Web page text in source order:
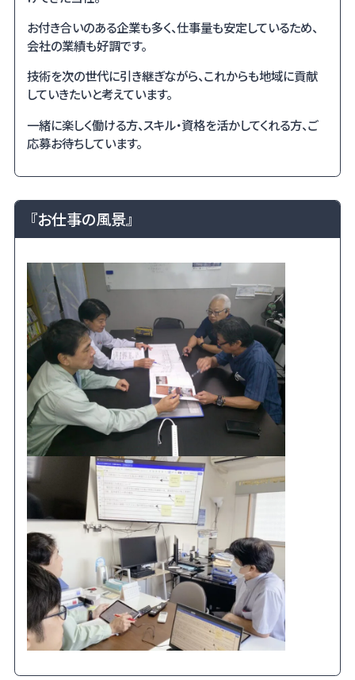
お付き合いのある企業も多く、仕事量も安定しているため、
会社の業績も好調です。
技術を次の世代に引き継ぎながら、これからも地域に貢献
していきたいと考えています。
一緒に楽しく働ける方、スキル・資格を活かしてくれる方、ご
応募お待ちしています。
『お仕事の風景』